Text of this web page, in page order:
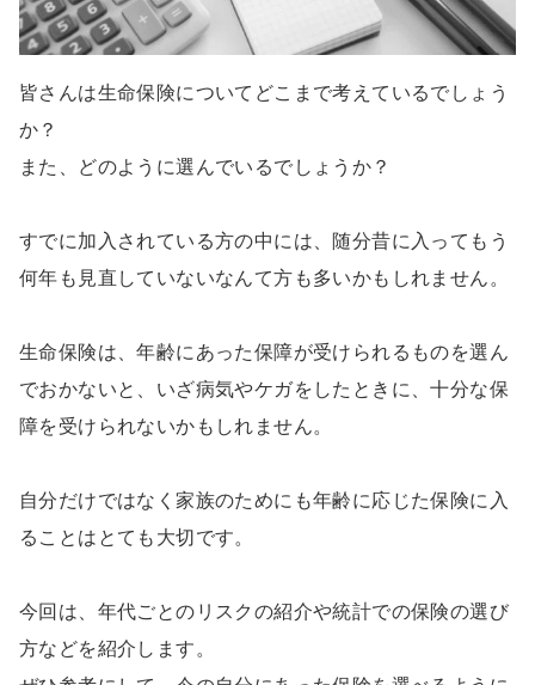
皆さんは生命保険についてどこまで考えているでしょう
か？
また、どのように選んでいるでしょうか？
すでに加入されている方の中には、随分昔に入ってもう
何年も見直していないなんて方も多いかもしれません。
生命保険は、年齢にあった保障が受けられるものを選ん
でおかないと、いざ病気やケガをしたときに、十分な保
障を受けられないかもしれません。
自分だけではなく家族のためにも年齢に応じた保険に入
ることはとても大切です。
今回は、年代ごとのリスクの紹介や統計での保険の選び
方などを紹介します。